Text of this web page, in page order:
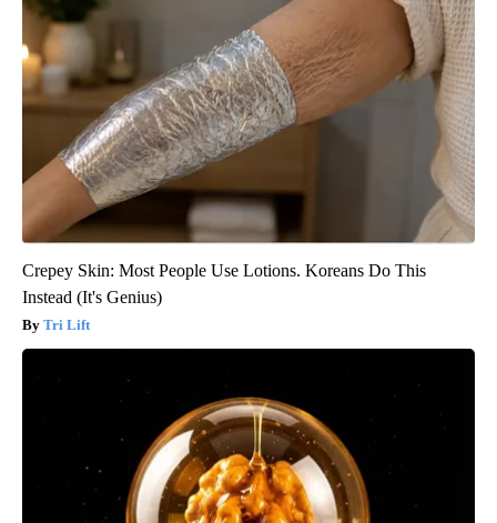
Crepey Skin: Most People Use Lotions. Koreans Do This
Instead (It's Genius)
Tri Lift